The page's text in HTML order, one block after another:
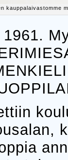
kauppalaivastomme